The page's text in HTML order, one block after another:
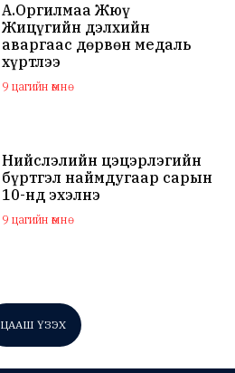
А.Оргилмаа Жюү
Жицүгийн дэлхийн
аваргаас дөрвөн медаль
хүртлээ
9 цагийн өмнө
Нийслэлийн цэцэрлэгийн
бүртгэл наймдугаар сарын
10-нд эхэлнэ
9 цагийн өмнө
ЦААШ ҮЗЭХ